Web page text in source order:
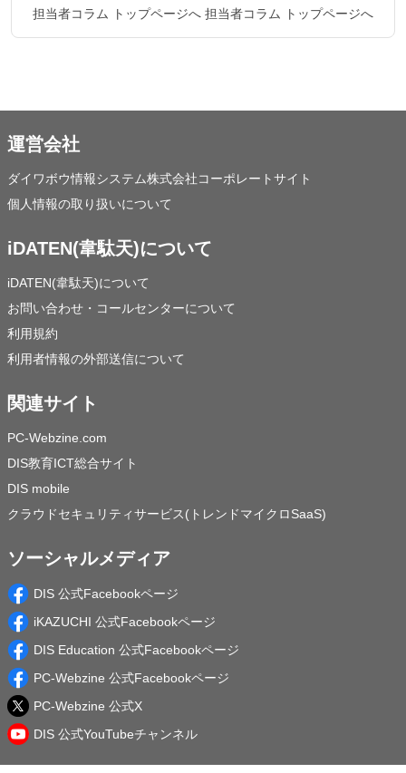
担当者コラム トップページへ 担当者コラム トップページへ
運営会社
ダイワボウ情報システム株式会社コーポレートサイト
個人情報の取り扱いについて
iDATEN(韋駄天)について
iDATEN(韋駄天)について
お問い合わせ・コールセンターについて
利用規約
利用者情報の外部送信について
関連サイト
PC-Webzine.com
DIS教育ICT総合サイト
DIS mobile
クラウドセキュリティサービス(トレンドマイクロSaaS)
ソーシャルメディア
DIS 公式Facebookページ
iKAZUCHI 公式Facebookページ
DIS Education 公式Facebookページ
PC-Webzine 公式Facebookページ
PC-Webzine 公式X
DIS 公式YouTubeチャンネル